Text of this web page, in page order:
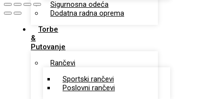
Sigurnosna odeća
Dodatna radna oprema
Torbe
&
Putovanje
Rančevi
Sportski rančevi
Poslovni rančevi